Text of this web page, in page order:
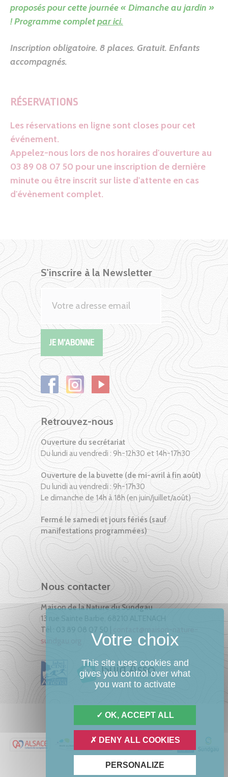
proposés pour cette journée « Dimanche au jardin »
! Programme completpar ici.
Inscription obligatoire. 8 places. Gratuit. Enfants
accompagnés.
RÉSERVATIONS
Les réservations en ligne sont closes pour cet
événement.
Appelez-nous lors de nos horaires d'ouverture au
03 89 08 07 50 pour une inscription de dernière
minute ou être inscrit sur liste d'attente en cas
d'évènement complet.
S'inscrire à la Newsletter
Retrouvez-nous
Ouverture du secrétariat
Du lundi au vendredi : 9h-12h30 et 14h-17h30
Ouverture de la buvette (de mi-avril à fin août)
Du lundi au vendredi : 9h-17h30
Le dimanche de 14h à 18h (en juin/juillet/août)
Fermé le samedi et jours fériés (sauf
manifestations programmées)
Nous contacter
Maison de la Nature du Sundgau
13 rue Sainte Barbe, 68210 ALTENACH
Tél : 03 89 08 07 50 |
sundgau.org
This site uses cookies and
gives you control over what
you want to activate
OK, ACCEPT ALL
DENY ALL COOKIES
PERSONALIZE